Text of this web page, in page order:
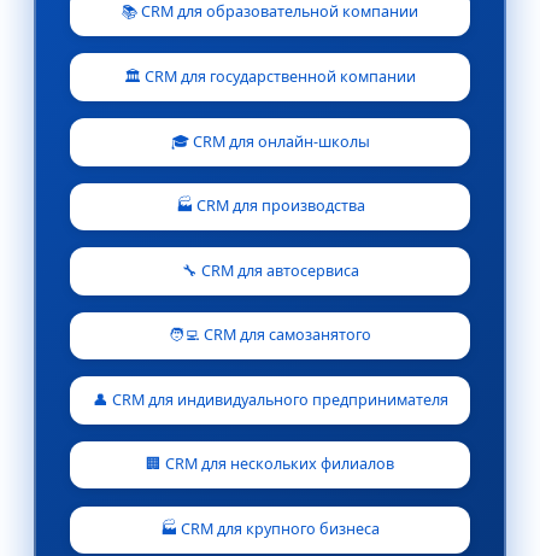
📚 CRM для образовательной компании
🏛️ CRM для государственной компании
🎓 CRM для онлайн-школы
🏭 CRM для производства
🔧 CRM для автосервиса
🧑‍💻 CRM для самозанятого
👤 CRM для индивидуального предпринимателя
🏢 CRM для нескольких филиалов
🏭 CRM для крупного бизнеса